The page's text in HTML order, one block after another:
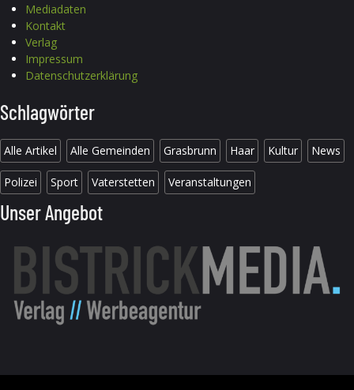
Mediadaten
Kontakt
Verlag
Impressum
Datenschutzerklärung
Schlagwörter
Alle Artikel Alle Gemeinden Grasbrunn Haar Kultur News
Polizei Sport Vaterstetten Veranstaltungen
Unser Angebot